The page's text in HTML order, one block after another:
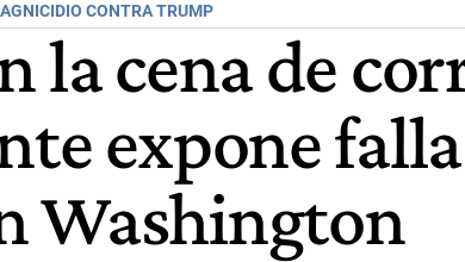
CONTRA TRUMP
la cena de
expone
Washington